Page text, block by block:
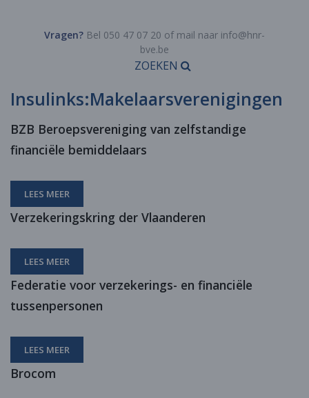
Vragen? Bel 050 47 07 20 of mail naar info@hnr-
bve.be
ZOEKEN
Insulinks:Makelaarsverenigingen
BZB Beroepsvereniging van zelfstandige
financiële bemiddelaars
LEES MEER
Verzekeringskring der Vlaanderen
LEES MEER
Federatie voor verzekerings- en financiële
tussenpersonen
LEES MEER
Brocom